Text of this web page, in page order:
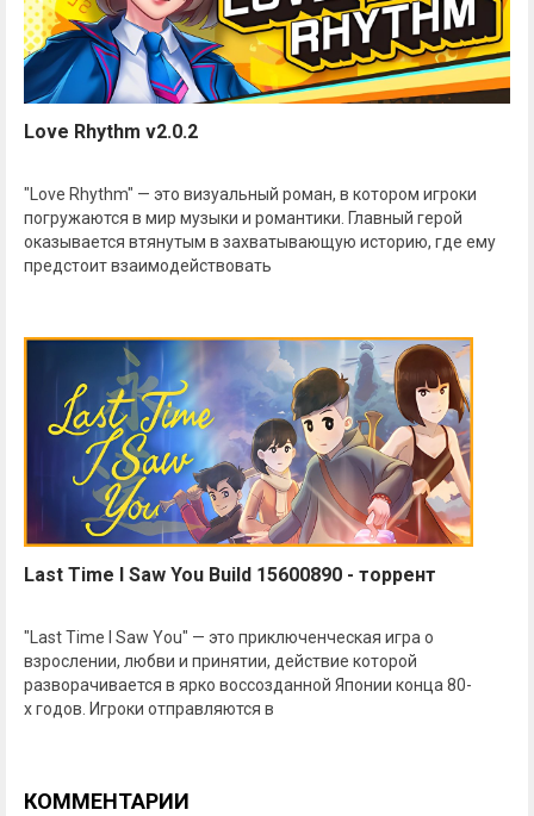
Love Rhythm v2.0.2
"Love Rhythm" — это визуальный роман, в котором игроки
погружаются в мир музыки и романтики. Главный герой
оказывается втянутым в захватывающую историю, где ему
предстоит взаимодействовать
Last Time I Saw You Build 15600890 - торрент
"Last Time I Saw You" — это приключенческая игра о
взрослении, любви и принятии, действие которой
разворачивается в ярко воссозданной Японии конца 80-
х годов. Игроки отправляются в
КОММЕНТАРИИ